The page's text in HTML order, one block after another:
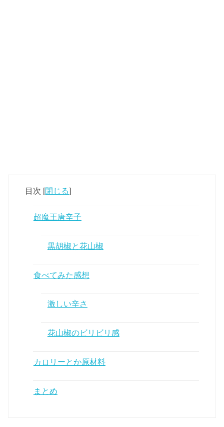
目次 [閉じる]
超魔王唐辛子
黒胡椒と花山椒
食べてみた感想
激しい辛さ
花山椒のビリビリ感
カロリーとか原材料
まとめ